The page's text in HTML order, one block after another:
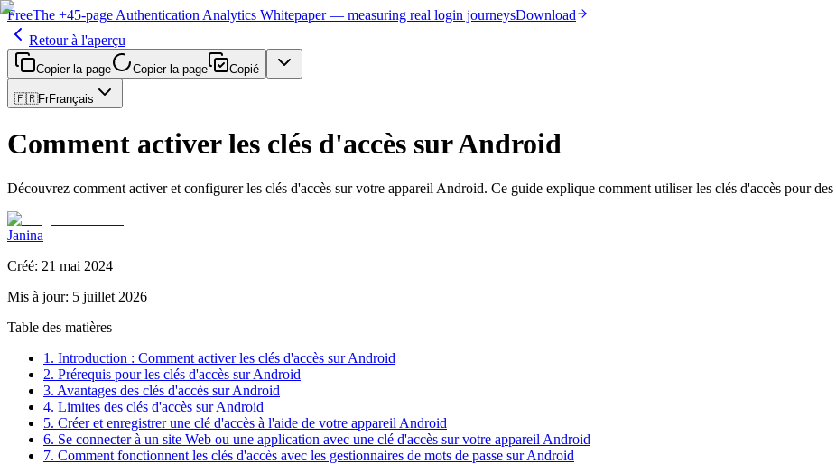
FreeThe +45-page Authentication Analytics Whitepaper — measuring real login journeysDownload
Retour à l'aperçu
Copier la page Copier la page Copié
🇫🇷FrFrançais
Comment activer les clés d'accès sur Android
Découvrez comment activer et configurer les clés d'accès sur votre appareil Android. Ce guide explique comment utiliser les clés d'accès pour des
Janina
Créé: 21 mai 2024
Mis à jour: 5 juillet 2026
Table des matières
1. Introduction : Comment activer les clés d'accès sur Android
2. Prérequis pour les clés d'accès sur Android
3. Avantages des clés d'accès sur Android
4. Limites des clés d'accès sur Android
5. Créer et enregistrer une clé d'accès à l'aide de votre appareil Android
6. Se connecter à un site Web ou une application avec une clé d'accès sur votre appareil Android
7. Comment fonctionnent les clés d'accès avec les gestionnaires de mots de passe sur Android